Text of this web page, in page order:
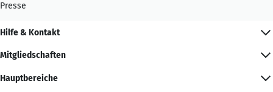
Presse
Hilfe & Kontakt
Mitgliedschaften
Hauptbereiche